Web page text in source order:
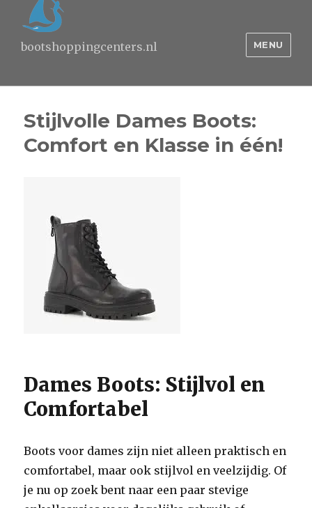
bootshoppingcenters.nl MENU
Stijlvolle Dames Boots:
Comfort en Klasse in één!
Dames Boots: Stijlvol en
Comfortabel
Boots voor dames zijn niet alleen praktisch en
comfortabel, maar ook stijlvol en veelzijdig. Of
je nu op zoek bent naar een paar stevige